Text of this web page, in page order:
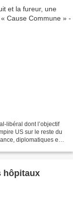
libéral dont l’objectif
US sur le reste du
diplomatiques et
hôpitaux